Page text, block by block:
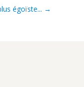
égoïste... →